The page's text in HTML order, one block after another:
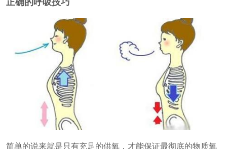
简单的说来就是只有充足的供氧，才能保证最彻底的物质氧